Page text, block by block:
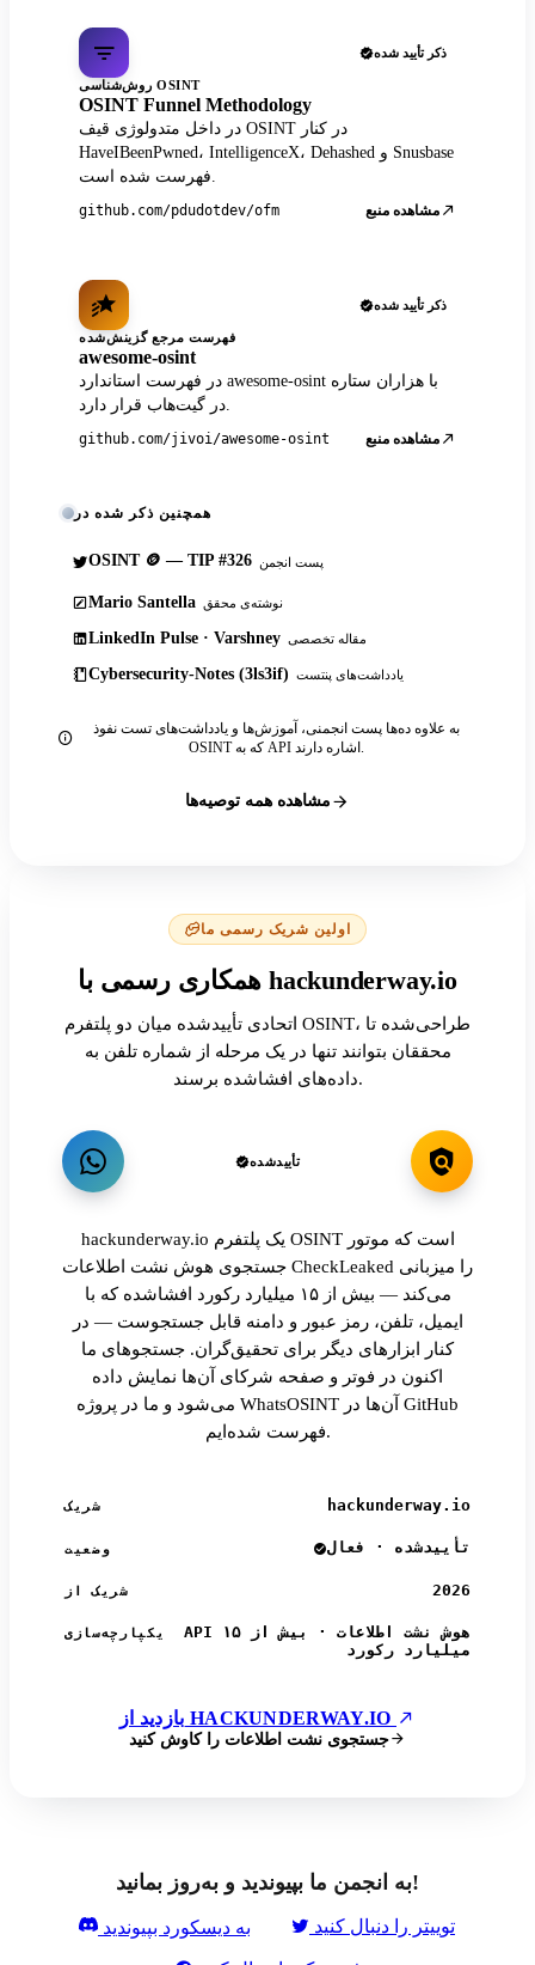
ذکر تأیید شده
روش‌شناسی OSINT
OSINT Funnel Methodology
در داخل متدولوژی قیف OSINT در کنار
HaveIBeenPwned، IntelligenceX، Dehashed و Snusbase
فهرست شده است.
github.com/pdudotdev/ofm مشاهده منبع
ذکر تأیید شده
فهرست مرجع گزینش‌شده
awesome-osint
در فهرست استاندارد awesome-osint با هزاران ستاره
در گیت‌هاب قرار دارد.
github.com/jivoi/awesome-osint مشاهده منبع
همچنین ذکر شده در
OSINT 🪙 — TIP #326 پست انجمن
Mario Santella نوشته‌ی محقق
LinkedIn Pulse · Varshney مقاله تخصصی
Cybersecurity-Notes (3ls3if) یادداشت‌های پنتست
به علاوه ده‌ها پست انجمنی، آموزش‌ها و یادداشت‌های تست نفوذ
OSINT که به API اشاره دارند.
مشاهده همه توصیه‌ها
اولین شریک رسمی ما
همکاری رسمی با hackunderway.io
اتحادی تأییدشده میان دو پلتفرم OSINT، طراحی‌شده تا
محققان بتوانند تنها در یک مرحله از شماره تلفن به
داده‌های افشاشده برسند.
تأییدشده
hackunderway.io یک پلتفرم OSINT است که موتور
جستجوی هوش نشت اطلاعات CheckLeaked را میزبانی
می‌کند — بیش از ۱۵ میلیارد رکورد افشاشده که با
ایمیل، تلفن، رمز عبور و دامنه قابل جستجوست — در
کنار ابزارهای دیگر برای تحقیق‌گران. جستجوهای ما
اکنون در فوتر و صفحه شرکای آن‌ها نمایش داده
می‌شود و ما در پروژه WhatsOSINT آن‌ها در GitHub
فهرست شده‌ایم.
شریک hackunderway.io
وضعیت تأییدشده · فعال
شریک از 2026
یکپارچه‌سازی
API هوش نشت اطلاعات · بیش از ۱۵
میلیارد رکورد
بازدید از HACKUNDERWAY.IO
جستجوی نشت اطلاعات را کاوش کنید
به انجمن ما بپیوندید و به‌روز بمانید!
به دیسکورد بپیوندید توییتر را دنبال کنید